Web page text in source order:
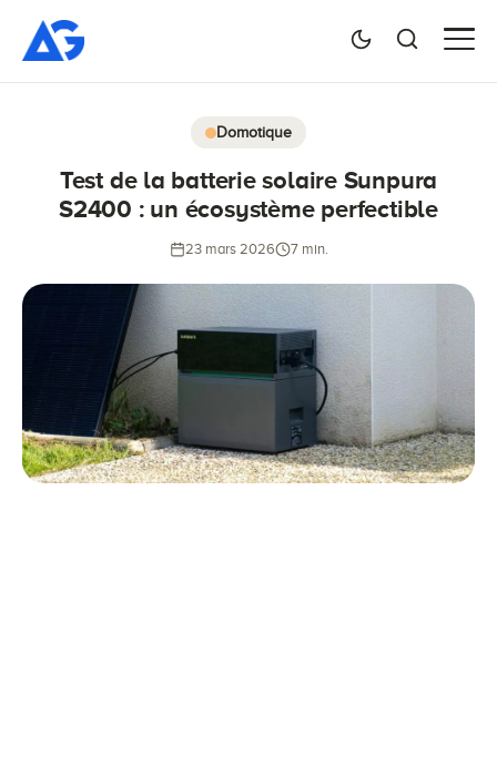
Domotique
Test de la batterie solaire Sunpura
S2400 : un écosystème perfectible
23 mars 2026 7 min.